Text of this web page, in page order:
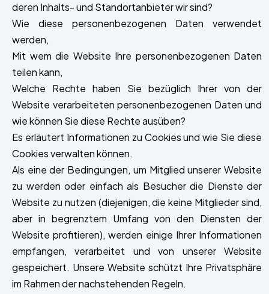
deren Inhalts- und Standortanbieter wir sind?
Wie diese personenbezogenen Daten verwendet
werden,
Mit wem die Website Ihre personenbezogenen Daten
teilen kann,
Welche Rechte haben Sie bezüglich Ihrer von der
Website verarbeiteten personenbezogenen Daten und
wie können Sie diese Rechte ausüben?
Es erläutert Informationen zu Cookies und wie Sie diese
Cookies verwalten können.
Als eine der Bedingungen, um Mitglied unserer Website
zu werden oder einfach als Besucher die Dienste der
Website zu nutzen (diejenigen, die keine Mitglieder sind,
aber in begrenztem Umfang von den Diensten der
Website profitieren), werden einige Ihrer Informationen
empfangen, verarbeitet und von unserer Website
gespeichert. Unsere Website schützt Ihre Privatsphäre
im Rahmen der nachstehenden Regeln.